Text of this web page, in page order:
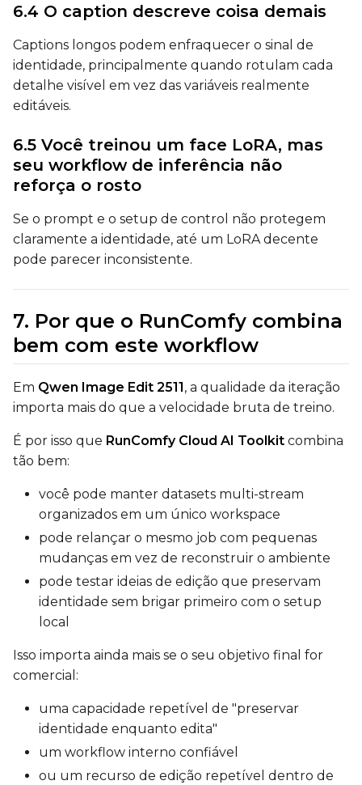
6.4 O caption descreve coisa demais
Captions longos podem enfraquecer o sinal de
identidade, principalmente quando rotulam cada
detalhe visível em vez das variáveis realmente
editáveis.
6.5 Você treinou um face LoRA, mas
seu workflow de inferência não
reforça o rosto
Se o prompt e o setup de control não protegem
claramente a identidade, até um LoRA decente
pode parecer inconsistente.
7. Por que o RunComfy combina
bem com este workflow
Em Qwen Image Edit 2511, a qualidade da iteração
importa mais do que a velocidade bruta de treino.
É por isso que RunComfy Cloud AI Toolkit combina
tão bem:
você pode manter datasets multi-stream
organizados em um único workspace
pode relançar o mesmo job com pequenas
mudanças em vez de reconstruir o ambiente
pode testar ideias de edição que preservam
identidade sem brigar primeiro com o setup
local
Isso importa ainda mais se o seu objetivo final for
comercial:
uma capacidade repetível de "preservar
identidade enquanto edita"
um workflow interno confiável
ou um recurso de edição repetível dentro de